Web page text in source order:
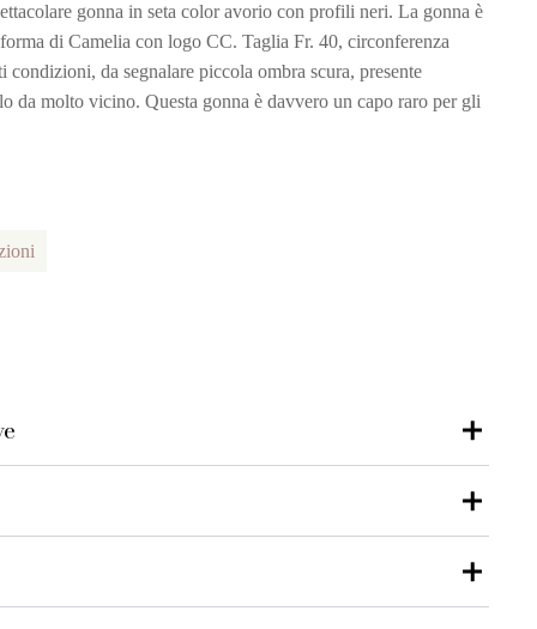
gonna in seta color avorio con profili neri. La gonna è
di Camelia con logo CC. Taglia Fr. 40, circonferenza
da segnalare piccola ombra scura, presente
da molto vicino. Questa gonna è davvero un capo raro per gli